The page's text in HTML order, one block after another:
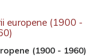
(1900 - 1960)